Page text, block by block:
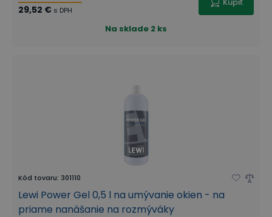
29,52 € s DPH
Na sklade 2 ks
Kód tovaru: 301110
Lewi Power Gel 0,5 l na umývanie okien - na
priame nanášanie na rozmýváky